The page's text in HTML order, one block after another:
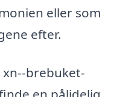
eller som
efter.
brebuket-